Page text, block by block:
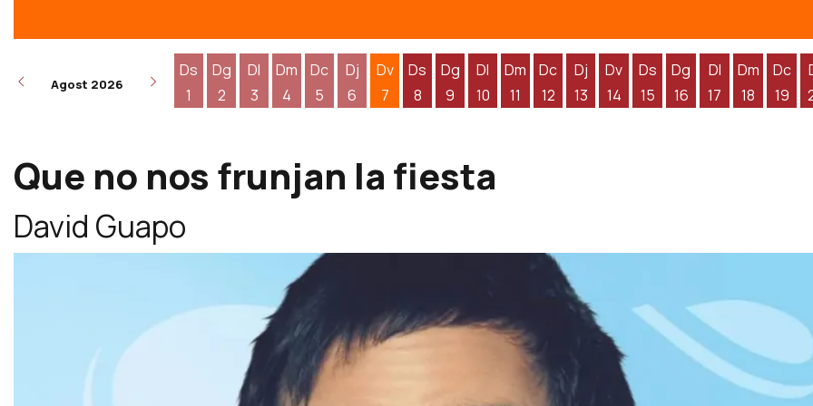
Agost 2026
Ds
1
Dg
2
Dl
3
Dm
4
Dc
5
Dj
6
Dv
7
Ds
8
Dg
9
Dl
10
Dm
11
Dc
12
Dj
13
Dv
14
Ds
15
Dg
16
Dl
17
Dm
18
Dc
19
Que no nos frunjan la fiesta
David Guapo